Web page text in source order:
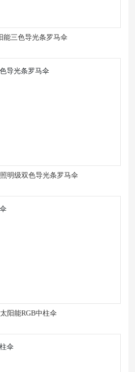
能三色导光条罗马伞
明级双色导光条罗马伞
阳能RGB中柱伞